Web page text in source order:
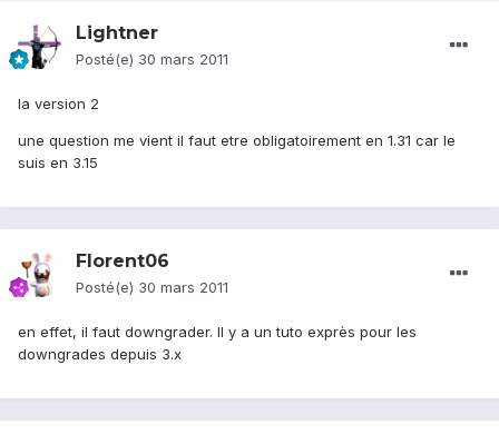
Lightner
Posté(e) 30 mars 2011
la version 2
une question me vient il faut etre obligatoirement en 1.31 car le
suis en 3.15
Florent06
Posté(e) 30 mars 2011
en effet, il faut downgrader. Il y a un tuto exprès pour les
downgrades depuis 3.x